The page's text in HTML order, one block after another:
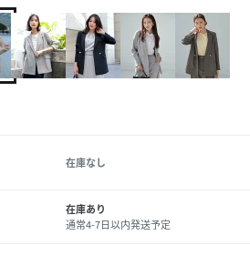
在庫なし
在庫あり
通常4-7日以内発送予定